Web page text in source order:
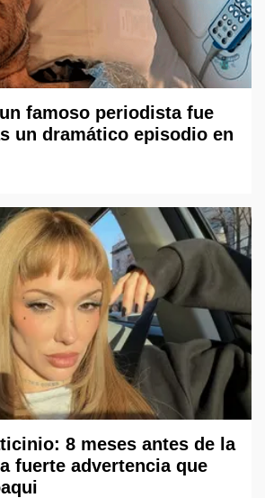
famoso periodista fue
un dramático episodio en
8 meses antes de la
fuerte advertencia que